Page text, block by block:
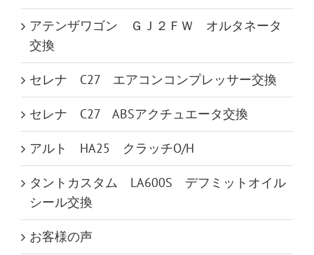
アテンザワゴン ＧＪ２ＦＷ オルタネータ
交換
セレナ C27 エアコンコンプレッサー交換
セレナ C27 ABSアクチュエータ交換
アルト HA25 クラッチO/H
タントカスタム LA600S デフミットオイル
シール交換
お客様の声